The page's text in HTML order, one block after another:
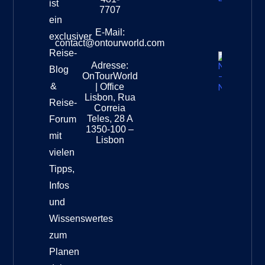
ist
ein
exclusiver
Reise-
Blog
&
Reise-
Forum
mit
vielen
Tipps,
Infos
und
Wissenswertes
zum
Planen
7707
E-Mail:
contact@ontourworld.com
Adresse:
OnTourWorld
| Office
Lisbon, Rua
Correia
Teles, 28 A
1350-100 –
Lisbon